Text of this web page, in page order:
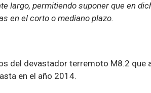
largo, permitiendo suponer que en
en el corto o mediano plazo.
del devastador terremoto M8.2 que
en el año 2014.